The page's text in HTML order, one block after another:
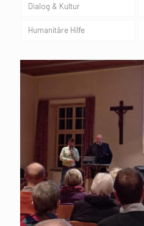
Dialog & Kultur
Humanitäre Hilfe